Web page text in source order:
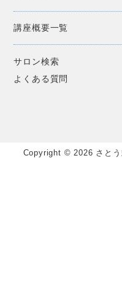
講座概要一覧
サロン検索
よくある質問
Copyright © 2026 さと